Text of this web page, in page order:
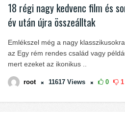
18 régi nagy kedvenc film és
év után újra összeálltak
Emlékszel még a nagy
az Egy rém rendes család vagy
mert ezeket az ikonikus ..
root 11617 Views 0 1